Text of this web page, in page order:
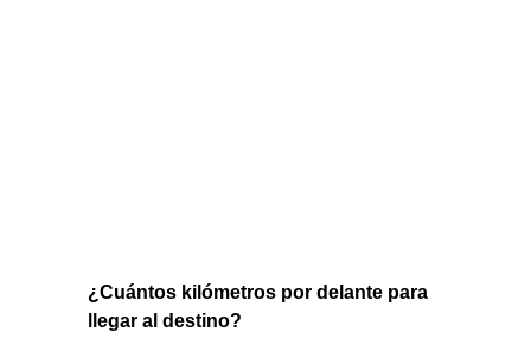
¿Cuántos kilómetros por delante para
llegar al destino?